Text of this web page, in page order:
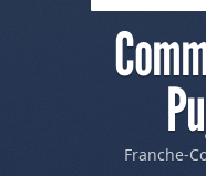
Franche-